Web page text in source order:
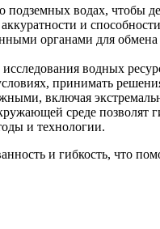
водах, чтобы
и
органами для
водных
принимать
включая
среде позволят
и технологии.
и гибкость, что